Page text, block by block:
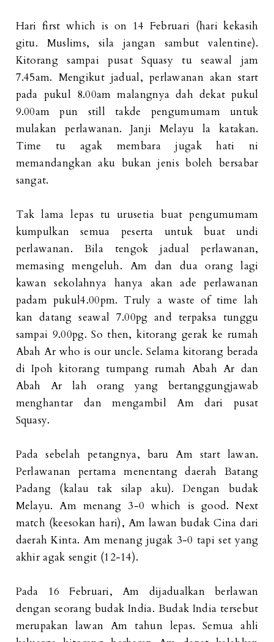
Hari first which is on 14 Februari (hari kekasih
gitu. Muslims, sila jangan sambut valentine).
Kitorang sampai pusat Squasy tu seawal jam
7.45am. Mengikut jadual, perlawanan akan start
pada pukul 8.00am malangnya dah dekat pukul
9.00am pun still takde pengumumam untuk
mulakan perlawanan. Janji Melayu la katakan.
Time tu agak membara jugak hati ni
memandangkan aku bukan jenis boleh bersabar
sangat.
Tak lama lepas tu urusetia buat pengumumam
kumpulkan semua peserta untuk buat undi
perlawanan. Bila tengok jadual perlawanan,
memasing mengeluh. Am dan dua orang lagi
kawan sekolahnya hanya akan ade perlawanan
padam pukul4.00pm. Truly a waste of time lah
kan datang seawal 7.00pg and terpaksa tunggu
sampai 9.00pg. So then, kitorang gerak ke rumah
Abah Ar who is our uncle. Selama kitorang berada
di Ipoh kitorang tumpang rumah Abah Ar dan
Abah Ar lah orang yang bertanggungjawab
menghantar dan mengambil Am dari pusat
Squasy.
Pada sebelah petangnya, baru Am start lawan.
Perlawanan pertama menentang daerah Batang
Padang (kalau tak silap aku). Dengan budak
Melayu. Am menang 3-0 which is good. Next
match (keesokan hari), Am lawan budak Cina dari
daerah Kinta. Am menang jugak 3-0 tapi set yang
akhir agak sengit (12-14).
Pada 16 Februari, Am dijadualkan berlawan
dengan seorang budak India. Budak India tersebut
merupakan lawan Am tahun lepas. Semua ahli